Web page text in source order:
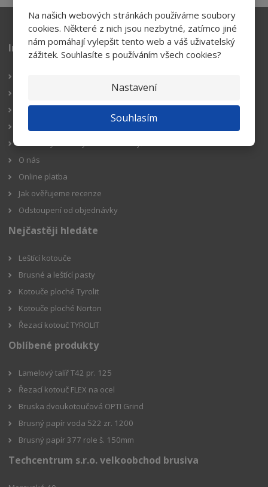
Na našich webových stránkách používáme soubory
cookies. Některé z nich jsou nezbytné, zatímco jiné
nám pomáhají vylepšit tento web a váš uživatelský
zážitek. Souhlasíte s používáním všech cookies?
Nastavení
Souhlasím
Informace pro zákazníky
Doprava
O nás
Online platba
Jak ověřujeme recenze
Odstoupení od objednávky
Nejčastěji hledáte
Leštící kotouče
Brusné a leštící pasty
Kotouče ploché Tyrolit
Kotouče ploché Norton
Řezací kotouč TYROLIT
Oblíbené produkty
Lamelový talíř T42 pr. 125
Řezací kotouč FLEX na ocel
Bruska dvoukotoučová OPTI Grind
Brusný papír voda 522 zr. 1200
Brusný papír 377 role š. 150mm
Techcentrum s.r.o. velkoobchod brusiva